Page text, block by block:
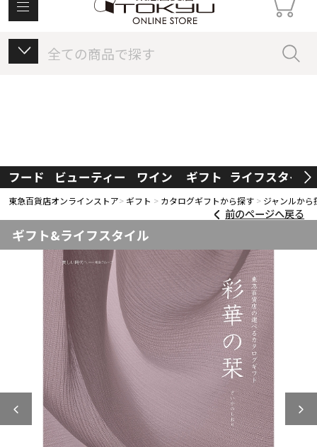
東急百貨店オンラインストアについて
フード ビューティー ワイン ギフト ライフスタイル
東急百貨店オンラインストア ギフト カタログギフトから探す ジャンルから
前のページへ戻る
ギフト&ライフスタイル